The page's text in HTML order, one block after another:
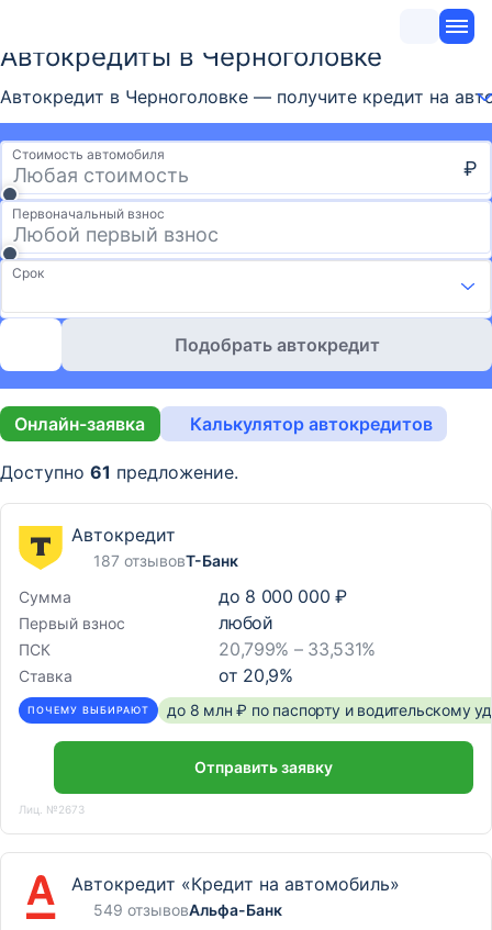
Автокредиты в Черноголовке
Автокредит в Черноголовке — получите кредит на
Стоимость автомобиля
₽
Первоначальный взнос
Срок
Подобрать автокредит
Онлайн-заявка Калькулятор автокредитов
Доступно 61 предложение.
Автокредит
187 отзывовТ-Банк
Сумма
до 8 000 000 ₽
Первый взнос любой
ПСК 20,799% – 33,531%
Ставка от 20,9%
ПОЧЕМУ ВЫБИРАЮТ до 8 млн ₽ по паспорту и водительскому
Отправить заявку
Лиц. №2673
Автокредит «Кредит на автомобиль»
549 отзывовАльфа-Банк